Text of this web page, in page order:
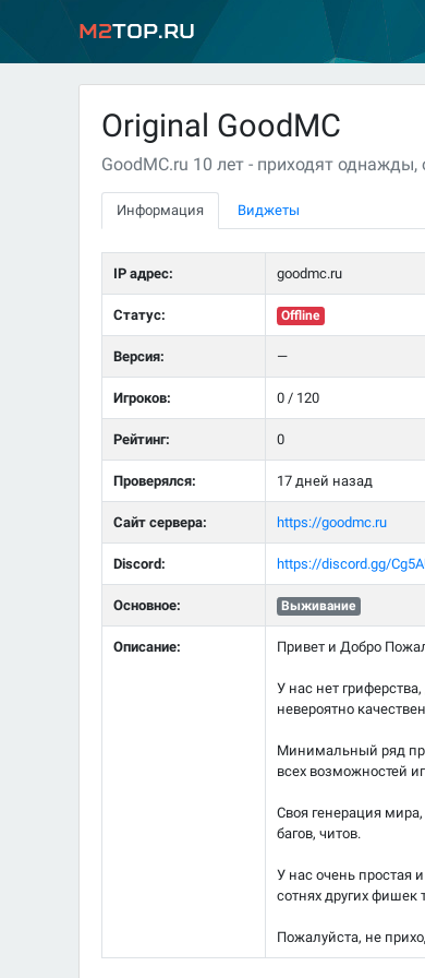
M2Top.ru
Original GoodMC
GoodMC.ru 10 лет - приходят
Информация Виджеты
IP адрес: goodmc.ru
Статус: Offline
Версия: —
Игроков: 0 / 120
Рейтинг: 0
Проверялся: 17 дней назад
Сайт сервера: https://goodmc.ru
Discord: https://discord.gg/
Основное: Выживание
Описание: Привет и Добро
У нас нет
невероятно
Минимальный ряд
всех возможностей
Своя генерация
багов, читов.
У нас очень простая
сотнях других фишек
Пожалуйста, не